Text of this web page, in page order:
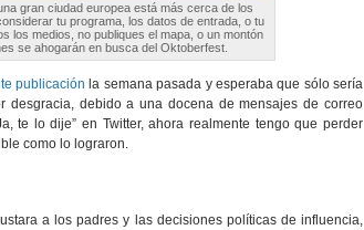
gran ciudad europea está más cerca de los
tu programa, los datos de entrada, o tu
los medios, no publiques el mapa, o un montón
se ahogarán en busca del Oktoberfest.
publicación la semana pasada y esperaba que sólo sería
debido a una docena de mensajes de correo
te lo dije” en Twitter, ahora realmente tengo que perder
como lo lograron.
a los padres y las decisiones políticas de influencia,